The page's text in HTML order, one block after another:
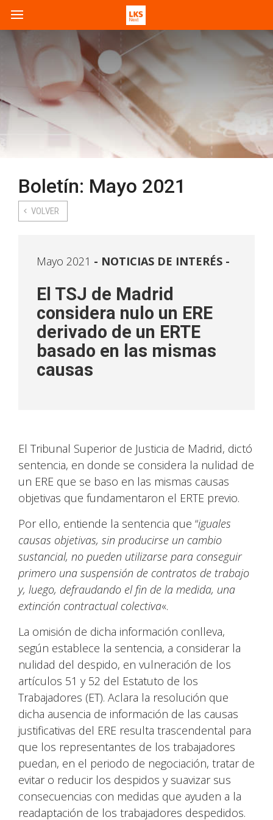
Boletín: Mayo 2021
VOLVER
Mayo 2021 NOTICIAS DE INTERÉS -
El TSJ de Madrid
considera nulo un ERE
derivado de un ERTE
basado en las mismas
causas
El Tribunal Superior de Justicia de Madrid, dictó
sentencia, en donde se considera la nulidad de
un ERE que se baso en las mismas causas
objetivas que fundamentaron el ERTE previo.
Por ello, entiende la sentencia que “iguales
causas objetivas, sin producirse un cambio
sustancial, no pueden utilizarse para conseguir
primero una suspensión de contratos de trabajo
y, luego, defraudando el fin de la medida, una
extinción contractual colectiva«.
La omisión de dicha información conlleva,
según establece la sentencia, a considerar la
nulidad del despido, en vulneración de los
artículos 51 y 52 del Estatuto de los
Trabajadores (ET). Aclara la resolución que
dicha ausencia de información de las causas
justificativas del ERE resulta trascendental para
que los representantes de los trabajadores
puedan, en el periodo de negociación, tratar de
evitar o reducir los despidos y suavizar sus
consecuencias con medidas que ayuden a la
readaptación de los trabajadores despedidos.